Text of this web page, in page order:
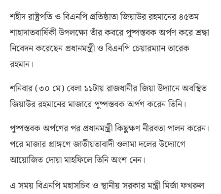
শহীদ রাষ্ট্রপতি ও বিএনপি প্রতিষ্ঠাতা জিয়াউর রহমানের ৪৫তম
শাহাদাতবার্ষিকী উপলক্ষ্যে তাঁর কবরে পুষ্পস্তবক অর্পণ করে শ্রদ্ধা
নিবেদন করেছেন প্রধানমন্ত্রী ও বিএনপি চেয়ারম্যান তারেক
রহমান।
শনিবার(৩০ মে) বেলা ১১টায় রাজধানীর জিয়া উদ্যানে অবস্থিত
জিয়াউর রহমানের মাজারে পুষ্পস্তবক অর্পণ করেন তিনি।
পুষ্পস্তবক অর্পণের পর প্রধানমন্ত্রী কিছুক্ষণ নীরবতা পালন করেন।
পরে মাজার প্রাঙ্গণে জাতীয়তাবাদী ওলামা দলের উদ্যোগে
আয়োজিত দোয়া মাহফিলে তিনি অংশ নেন।
এ সময় বিএনপি মহাসচিব ও স্থানীয় সরকার মন্ত্রী মির্জা ফখরুল